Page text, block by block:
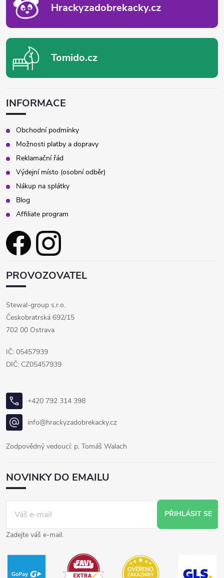
Hrackyzadobrekacky.cz
Tomido.cz
INFORMACE
Obchodní podmínky
Možnosti platby a dopravy
Reklamační řád
Výdejní místo (osobní odběr)
Nákup na splátky
Blog
Affiliate program
PROVOZOVATEL
Stewal-group s.r.o.
Českobratrská 692/15
702 00 Ostrava
IČ: 05457939
DIČ: CZ05457939
+420 792 314 398
info@hrackyzadobrekacky.cz
Zodpovědný vedoucí: p. Tomáš Walach
NOVINKY DO EMAILU
PŘIHLÁSIT SE
Zadejte váš e-mail.